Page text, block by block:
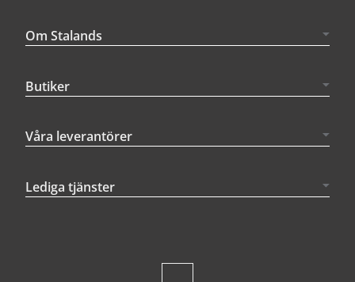
Om Stalands
Butiker
Våra leverantörer
Lediga tjänster